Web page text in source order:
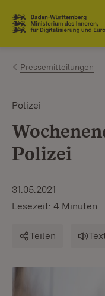
Zum Inhalt
Link zur Startseite
Pressemitteilungen
Polizei
Polizei
31.05.2021
Lesezeit: 4 Minuten
Teilen